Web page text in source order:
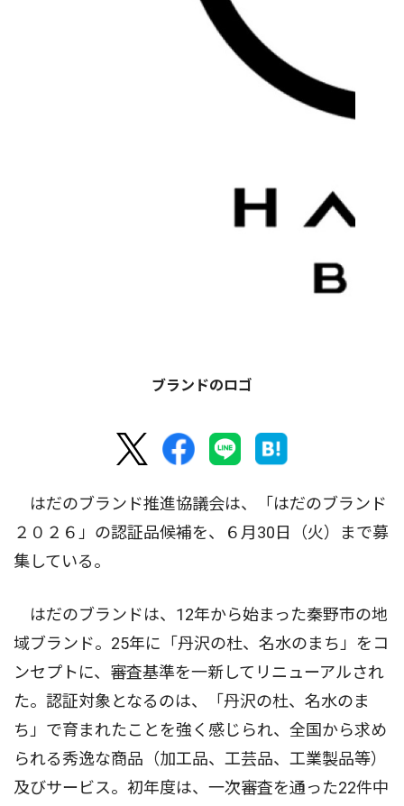
ブランドのロゴ
はだのブランド推進協議会は、「はだのブランド
２０２６」の認証品候補を、６月30日（火）まで募
集している。
はだのブランドは、12年から始まった秦野市の地
域ブランド。25年に「丹沢の杜、名水のまち」をコ
ンセプトに、審査基準を一新してリニューアルされ
た。認証対象となるのは、「丹沢の杜、名水のま
ち」で育まれたことを強く感じられ、全国から求め
られる秀逸な商品（加工品、工芸品、工業製品等）
及びサービス。初年度は、一次審査を通った22件中